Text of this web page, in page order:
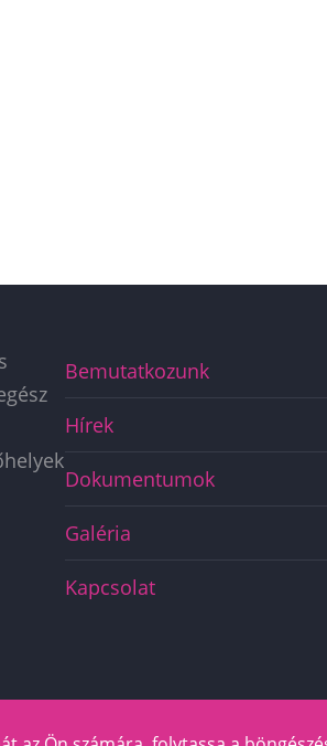
Főmenü
BÖLCSŐDE
Bemutatkozunk
Hírek
Dokumentumok
Galéria
Kapcsolat